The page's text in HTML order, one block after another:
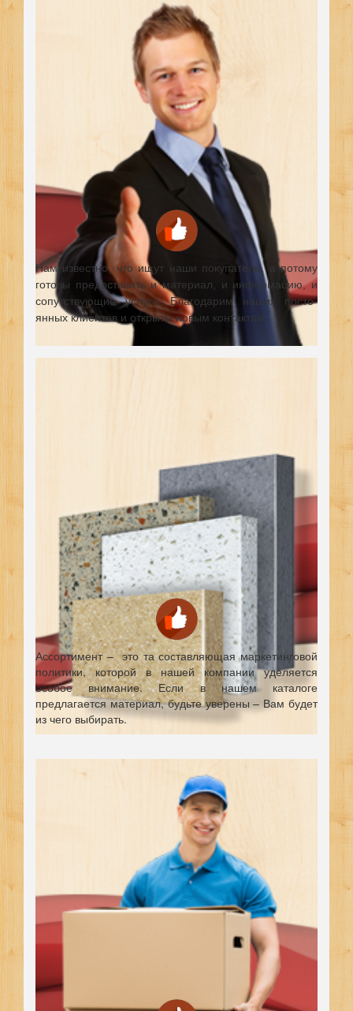
Нам известно, что ищут наши покупатели, а потому
готовы предоставить и материал, и информацию, и
сопутствующие услуги. Благодарим наших посто-
янных клиентов и открыты новым контактам.
Ассортимент – это та составляющая маркетинговой
политики, которой в нашей компании уделяется
особое внимание. Если в нашем каталоге
предлагается материал, будьте уверены – Вам будет
из чего выбирать.